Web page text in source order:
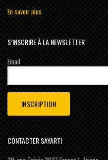
En savoir plus
S’INSCRIRE À LA NEWSLETTER
Email
CONTACTER SAYARTI